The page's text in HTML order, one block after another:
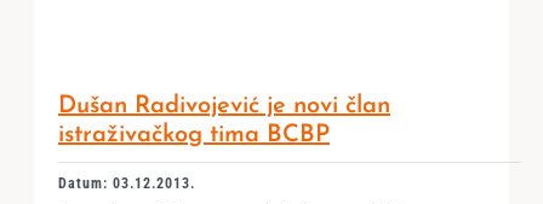
Dušan Radivojević je novi član
istraživačkog tima BCBP
Datum: 03.12.2013.